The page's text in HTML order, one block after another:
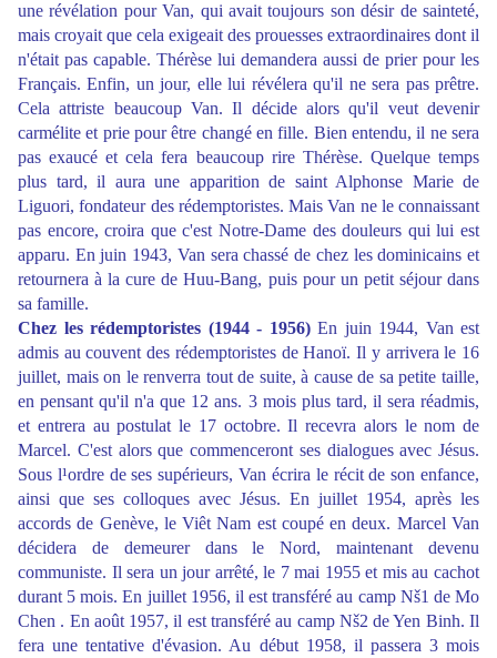
une révélation pour Van, qui avait toujours son désir de sainteté,
mais croyait que cela exigeait des prouesses extraordinaires dont il
n'était pas capable. Thérèse lui demandera aussi de prier pour les
Français. Enfin, un jour, elle lui révélera qu'il ne sera pas prêtre.
Cela attriste beaucoup Van. Il décide alors qu'il veut devenir
carmélite et prie pour être changé en fille. Bien entendu, il ne sera
pas exaucé et cela fera beaucoup rire Thérèse. Quelque temps
plus tard, il aura une apparition de saint Alphonse Marie de
Liguori, fondateur des rédemptoristes. Mais Van ne le connaissant
pas encore, croira que c'est Notre-Dame des douleurs qui lui est
apparu. En juin 1943, Van sera chassé de chez les dominicains et
retournera à la cure de Huu-Bang, puis pour un petit séjour dans
sa famille.
Chez les rédemptoristes (1944 - 1956)En juin 1944, Van est
admis au couvent des rédemptoristes de Hanoï. Il y arrivera le 16
juillet, mais on le renverra tout de suite, à cause de sa petite taille,
en pensant qu'il n'a que 12 ans. 3 mois plus tard, il sera réadmis,
et entrera au postulat le 17 octobre. Il recevra alors le nom de
Marcel. C'est alors que commenceront ses dialogues avec Jésus.
Sous l¹ordre de ses supérieurs, Van écrira le récit de son enfance,
ainsi que ses colloques avec Jésus. En juillet 1954, après les
accords de Genève, le Viêt Nam est coupé en deux. Marcel Van
décidera de demeurer dans le Nord, maintenant devenu
communiste. Il sera un jour arrêté, le 7 mai 1955 et mis au cachot
durant 5 mois. En juillet 1956, il est transféré au camp Nš1 de Mo
Chen . En août 1957, il est transféré au camp Nš2 de Yen Binh. Il
fera une tentative d'évasion. Au début 1958, il passera 3 mois